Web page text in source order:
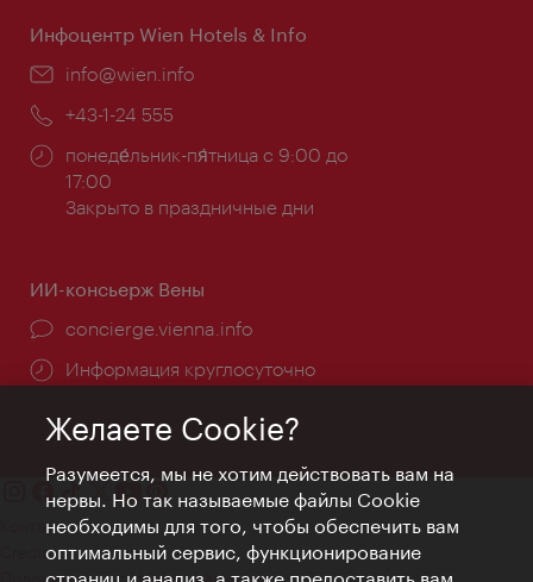
Инфоцентр Wien Hotels & Info
Эл.
info@wien.info
Телефон:
+43-1-24 555
Часы
работы:
понеде́льник-пя́тница с 9:00 до
17:00
Закрыто в праздничные дни
ИИ-консьерж Вены
concierge.vienna.info
Информация круглосуточно
Контакт
Credits
Желаете Cookie?
Разумеется, мы не хотим действовать вам на
нервы. Но так называемые файлы Cookie
необходимы для того, чтобы обеспечить вам
оптимальный сервис, функционирование